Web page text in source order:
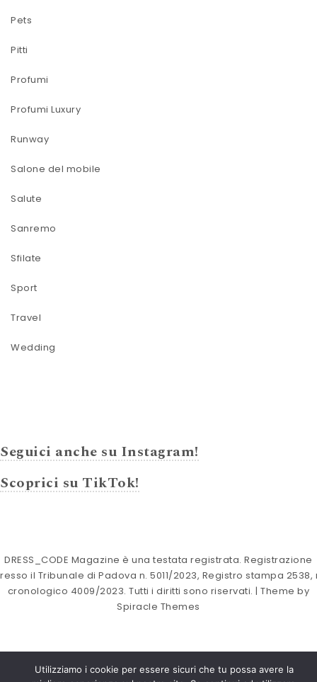
Pets
Pitti
Profumi
Profumi Luxury
Runway
Salone del mobile
Salute
Sanremo
Sfilate
Sport
Travel
Wedding
Seguici anche su Instagram!
Scoprici su TikTok!
DRESS_CODE Magazine è una testata registrata. Registrazione
il Tribunale di Padova n. 5011/2023, Registro stampa 2538,
cronologico 4009/2023. Tutti i diritti sono riservati. | Theme by
Spiracle Themes
Utilizziamo i cookie per essere sicuri che tu possa avere la